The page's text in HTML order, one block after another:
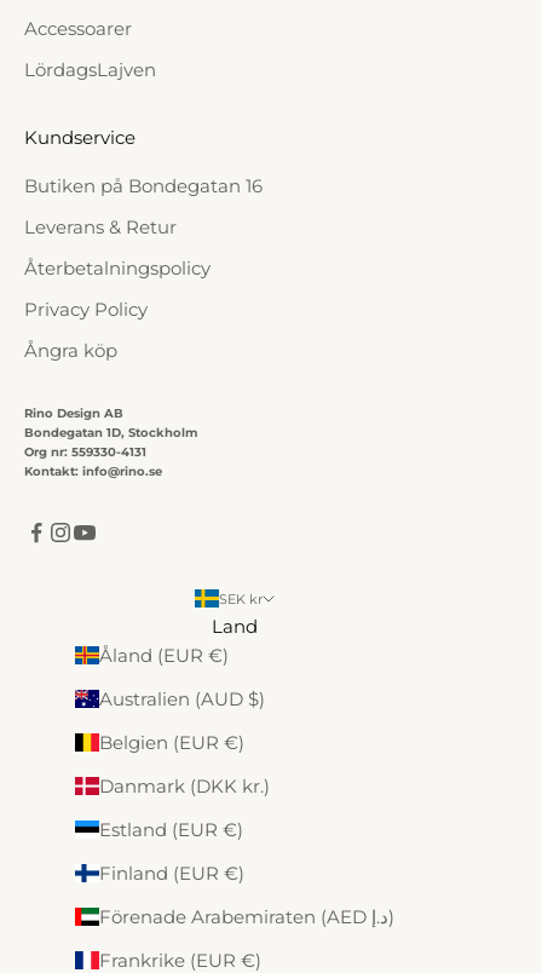
Accessoarer
LördagsLajven
Kundservice
Butiken på Bondegatan 16
Leverans & Retur
Återbetalningspolicy
Privacy Policy
Ångra köp
Rino Design AB
Bondegatan 1D, Stockholm
Org nr: 559330-4131
Kontakt: info@rino.se
SEK kr
Land
Åland (EUR €)
Australien (AUD $)
Belgien (EUR €)
Danmark (DKK kr.)
Estland (EUR €)
Finland (EUR €)
Förenade Arabemiraten (AED د.إ)
Frankrike (EUR €)